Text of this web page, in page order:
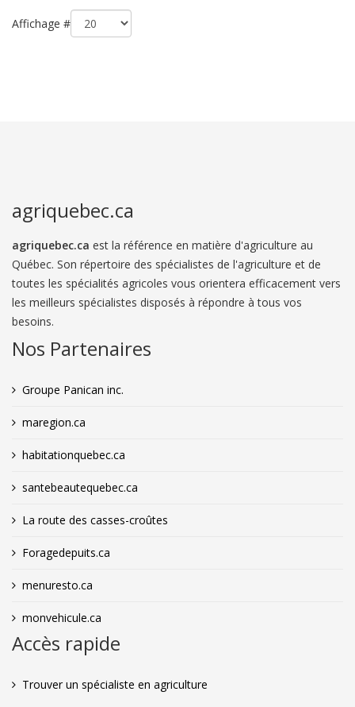
Affichage #
agriquebec.ca
agriquebec.ca est la référence en matière d'agriculture au
Québec. Son répertoire des spécialistes de l'agriculture et de
toutes les spécialités agricoles vous orientera efficacement vers
les meilleurs spécialistes disposés à répondre à tous vos
besoins.
Nos Partenaires
Groupe Panican inc.
maregion.ca
habitationquebec.ca
santebeautequebec.ca
La route des casses-croûtes
Foragedepuits.ca
menuresto.ca
monvehicule.ca
Accès rapide
Trouver un spécialiste en agriculture